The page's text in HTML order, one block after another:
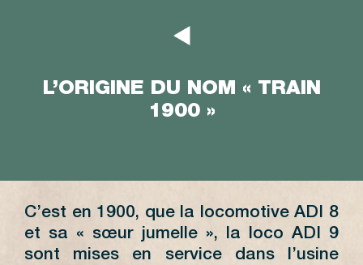
L’ORIGINE DU NOM « TRAIN
1900 »
C’est en 1900, que la locomotive ADI 8
et sa « sœur jumelle », la loco ADI 9
sont mises en service dans l’usine